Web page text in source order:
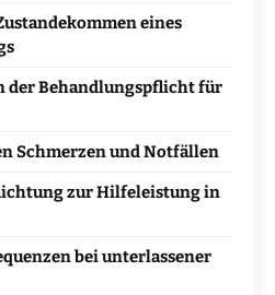
eines
der Behandlungspflicht für
Schmerzen und Notfällen
zur Hilfeleistung in
bei unterlassener